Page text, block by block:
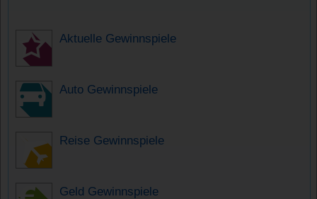
Aktuelle Gewinnspiele
Auto Gewinnspiele
Reise Gewinnspiele
Geld Gewinnspiele